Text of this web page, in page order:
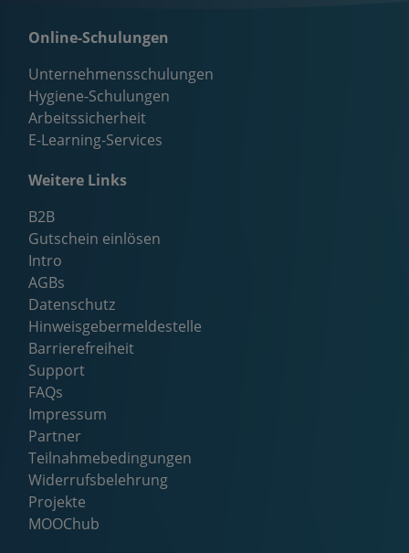
Online-Schulungen
Unternehmensschulungen
Hygiene-Schulungen
Arbeitssicherheit
E-Learning-Services
Weitere Links
B2B
Gutschein einlösen
Intro
AGBs
Datenschutz
Hinweisgebermeldestelle
Barrierefreiheit
Support
FAQs
Impressum
Partner
Teilnahmebedingungen
Widerrufsbelehrung
Projekte
MOOChub